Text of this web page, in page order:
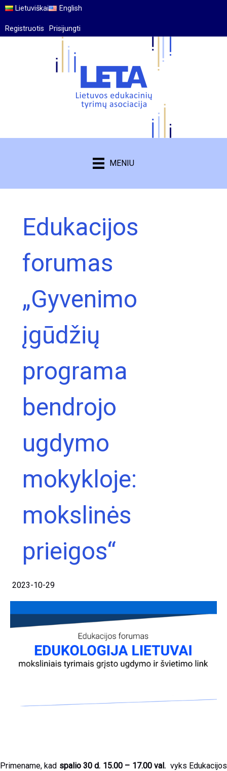
Lietuviškai English
Registruotis Prisijungti
MENIU
Edukacijos
forumas
„Gyvenimo
įgūdžių
programa
bendrojo
ugdymo
mokykloje:
mokslinės
prieigos“
2023-10-29
Primename, kad spalio 30 d. 15.00 – 17.00 val.vyks Edukacijos